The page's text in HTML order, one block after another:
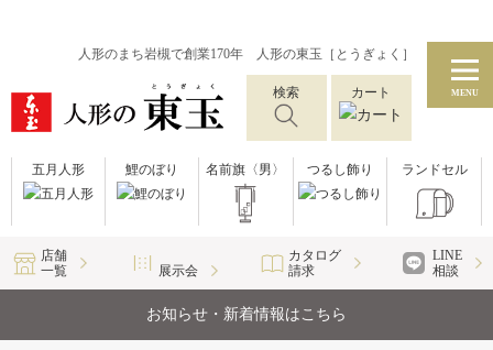
人形のまち岩槻で創業170年 人形の東玉［とうぎょく］
検索 カート MENU
五月人形 鯉のぼり 名前旗〈男〉 つるし飾り ランドセル
店舗
一覧
展示会
カタログ
請求
LINE
相談
お知らせ・新着情報はこちら